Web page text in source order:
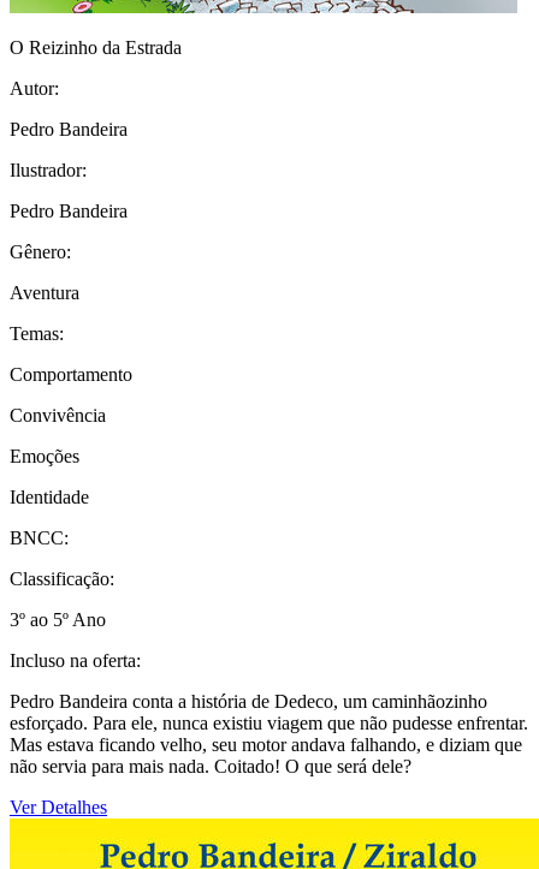
O Reizinho da Estrada
Autor:
Pedro Bandeira
Ilustrador:
Pedro Bandeira
Gênero:
Aventura
Temas:
Comportamento
Convivência
Emoções
Identidade
BNCC:
Classificação:
3º ao 5º Ano
Incluso na oferta:
Pedro Bandeira conta a história de Dedeco, um caminhãozinho
esforçado. Para ele, nunca existiu viagem que não pudesse enfrentar.
Mas estava ficando velho, seu motor andava falhando, e diziam que
não servia para mais nada. Coitado! O que será dele?
Ver Detalhes